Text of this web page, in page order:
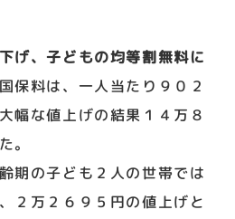
げ、子どもの均等割無料に
保料は、一人当たり９０２
幅な値上げの結果１４万８
。
期の子ども２人の世帯では
２万２６９５円の値上げと